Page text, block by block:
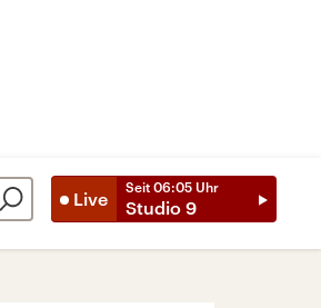
Live
Seit 06:05 Uhr
Studio 9